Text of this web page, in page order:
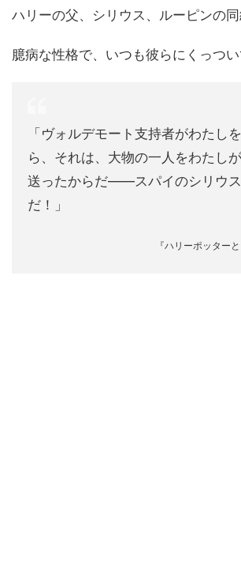
ハリーの父、シリウス、ルーピンの同
臆病な性格で、いつも彼らにくっつい
「ヴォルデモート支持者がわたし
ら、それは、大物の一人をわたし
送ったからだ――スパイのシリウ
だ！」
『ハリーポッター